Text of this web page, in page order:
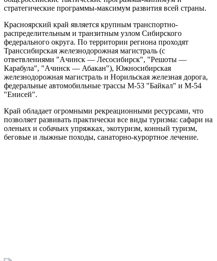
стратегические программы-максимум развития всей страны.
Красноярский край является крупным транспортно-
распределительным и транзитным узлом Сибирского
федерального округа. По территории региона проходят
Транссибирская железнодорожная магистраль (с
ответвлениями "Ачинск — Лесосибирск", "Решоты —
Карабула", "Ачинск — Абакан"), Южносибирская
железнодорожная магистраль и Норильская железная дорога,
федеральные автомобильные трассы М-53 "Байкал" и М-54
"Енисей".
Край обладает огромными рекреационными ресурсами, что
позволяет развивать практически все виды туризма: сафари на
оленьих и собачьих упряжках, экотуризм, конный туризм,
беговые и лыжные походы, санаторно-курортное лечение.